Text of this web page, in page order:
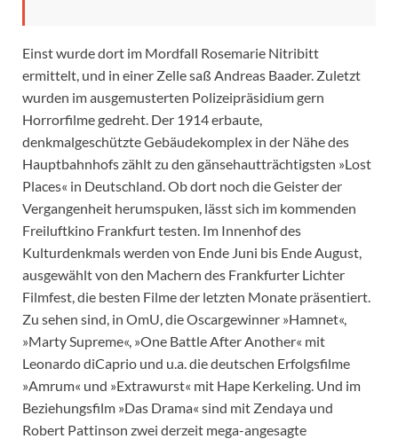
Einst wurde dort im Mordfall Rosemarie Nitribitt
ermittelt, und in einer Zelle saß Andreas Baader. Zuletzt
wurden im ausgemusterten Polizeipräsidium gern
Horrorfilme gedreht. Der 1914 erbaute,
denkmalgeschützte Gebäudekomplex in der Nähe des
Hauptbahnhofs zählt zu den gänsehautträchtigsten »Lost
Places« in Deutschland. Ob dort noch die Geister der
Vergangenheit herumspuken, lässt sich im kommenden
Freiluftkino Frankfurt testen. Im Innenhof des
Kulturdenkmals werden von Ende Juni bis Ende August,
ausgewählt von den Machern des Frankfurter Lichter
Filmfest, die besten Filme der letzten Monate präsentiert.
Zu sehen sind, in OmU, die Oscargewinner »Hamnet«,
»Marty Supreme«, »One Battle After Another« mit
Leonardo diCaprio und u.a. die deutschen Erfolgsfilme
»Amrum« und »Extrawurst« mit Hape Kerkeling. Und im
Beziehungsfilm »Das Drama« sind mit Zendaya und
Robert Pattinson zwei derzeit mega-angesagte